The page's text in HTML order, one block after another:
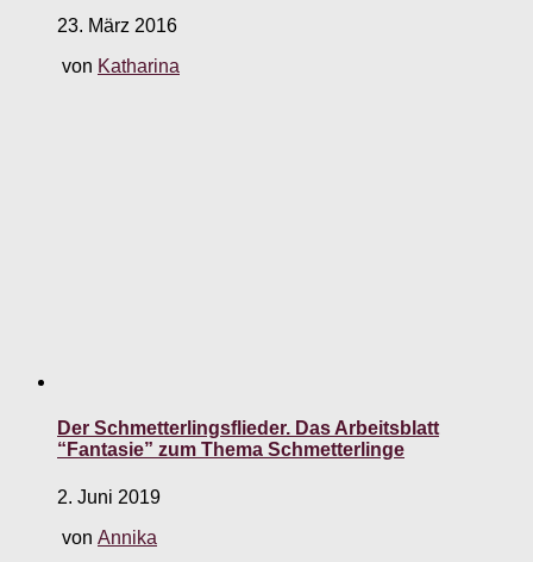
23. März 2016
von Katharina
Der Schmetterlingsflieder. Das Arbeitsblatt
“Fantasie” zum Thema Schmetterlinge
2. Juni 2019
von Annika